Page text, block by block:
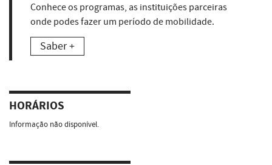
Conhece os programas, as instituições parceiras
onde podes fazer um período de mobilidade.
Saber +
HORÁRIOS
Informação não disponível.